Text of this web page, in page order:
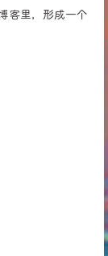
客里，形成一个